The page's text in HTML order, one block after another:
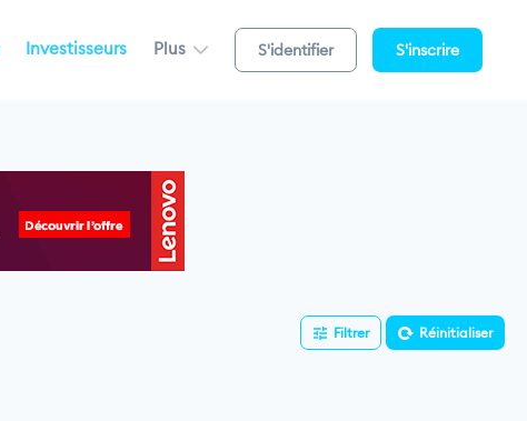
Investisseurs Plus S'identifier S'inscrire
Filtrer Réinitialiser